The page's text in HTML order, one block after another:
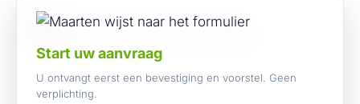
Start uw aanvraag
U ontvangt eerst een bevestiging en voorstel. Geen
verplichting.